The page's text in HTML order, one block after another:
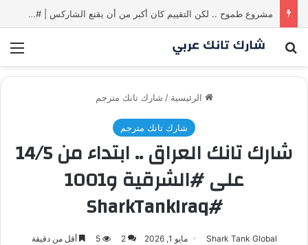
مشروع طموح .. لكن التقييم كان أكبر من أن يقنع الشاركس | #شارك تانك لعراق
بحث عن
الرئيسية / شارك تانك مترجم
شارك تانك مترجم
شارك تانك العراق .. ابتداء من 14/5
على #الشرقية و1001
#SharkTankIraq
Shark Tank Global مايو 1, 2026 2
5 أقل من دقيقة